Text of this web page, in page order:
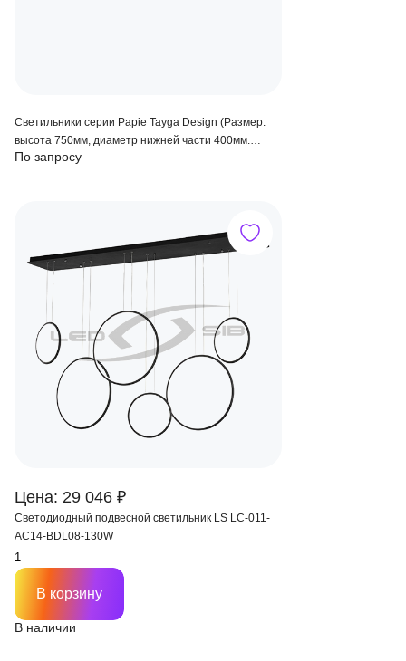
Светильники серии Papie Tayga Design (Размер:
высота 750мм, диаметр нижней части 400мм.
Цоколь Е27)
По запросу
Цена: 29 046 ₽
Светодиодный подвесной светильник LS LC-011-
AC14-BDL08-130W
В наличии
В корзину